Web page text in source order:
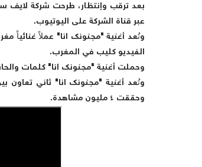
بعد ترقب وإنتظار، طرحت شركة لايف
عبر قناة الشركة على اليوتيوب.
وتُعد أغنية "مجنونك انا" عملاً غنائياً
الفيديو كليب في المغرب.
وحملت أغنية "مجنونك انا" كلمات
وتُعد أغنية "مجنونك انا" ثاني
وحققت ٤ مليون مشاهدة.